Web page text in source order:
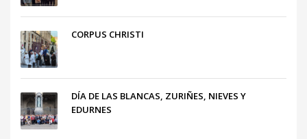
CORPUS CHRISTI
DÍA DE LAS BLANCAS, ZURIÑES, NIEVES Y
EDURNES